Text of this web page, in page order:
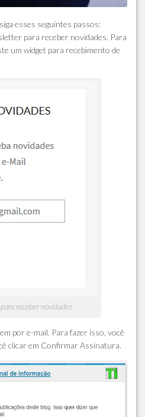
esses seguintes passos:
para receber novidades. Para
um widget para recebimento de
receber novidades
por e-mail. Para fazer isso, você
clicar em Confirmar Assinatura.